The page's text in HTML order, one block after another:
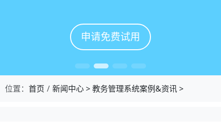
申请免费试用
申请免费试用
申请免费试用
申请免费试用
位置： 首页 新闻中心>教务管理系统案例&资讯>